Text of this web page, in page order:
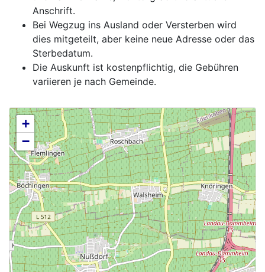
Anschrift.
Bei Wegzug ins Ausland oder Versterben wird
dies mitgeteilt, aber keine neue Adresse oder das
Sterbedatum.
Die Auskunft ist kostenpflichtig, die Gebühren
variieren je nach Gemeinde.
+
−